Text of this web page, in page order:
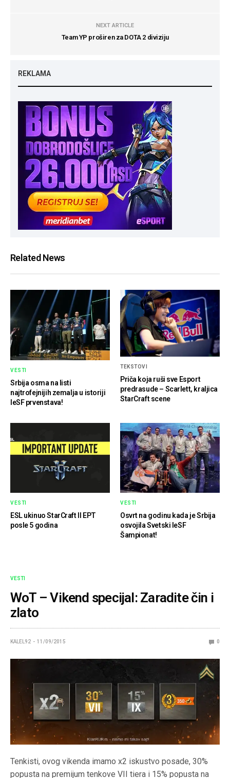
NEXT ARTICLE
Team YP proširen za DOTA 2 diviziju
REKLAMA
Related News
VESTI
Srbija osma na listi
najtrofejnijih zemalja u istoriji
IeSF prvenstava!
TEKSTOVI
Priča koja ruši sve Esport
predrasude – Scarlett, kraljica
StarCraft scene
VESTI
ESL ukinuo StarCraft II EPT
posle 5 godina
VESTI
Osvrt na godinu kada je Srbija
osvojila Svetski IeSF
Šampionat!
VESTI
WoT – Vikend specijal: Zaradite čin i
zlato
KALEL92 11/09/2015 0
Tenkisti, ovog vikenda imamo x2 iskustvo posade, 30%
popusta na premijum tenkove VII tiera i 15% popusta na